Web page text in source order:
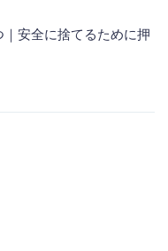
安全に捨てるために押